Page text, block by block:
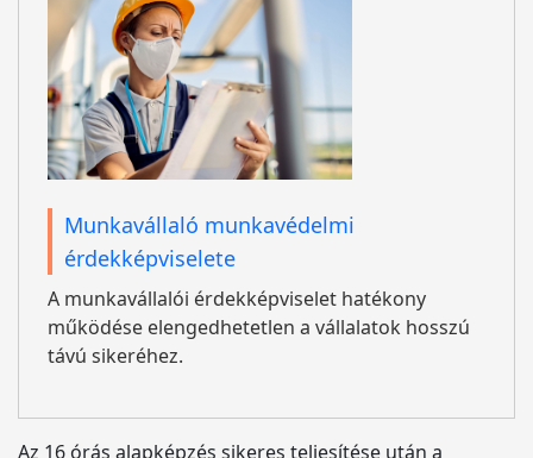
Munkavállaló munkavédelmi
érdekképviselete
A munkavállalói érdekképviselet hatékony
működése elengedhetetlen a vállalatok hosszú
távú sikeréhez.
Az 16 órás alapképzés sikeres teljesítése után a